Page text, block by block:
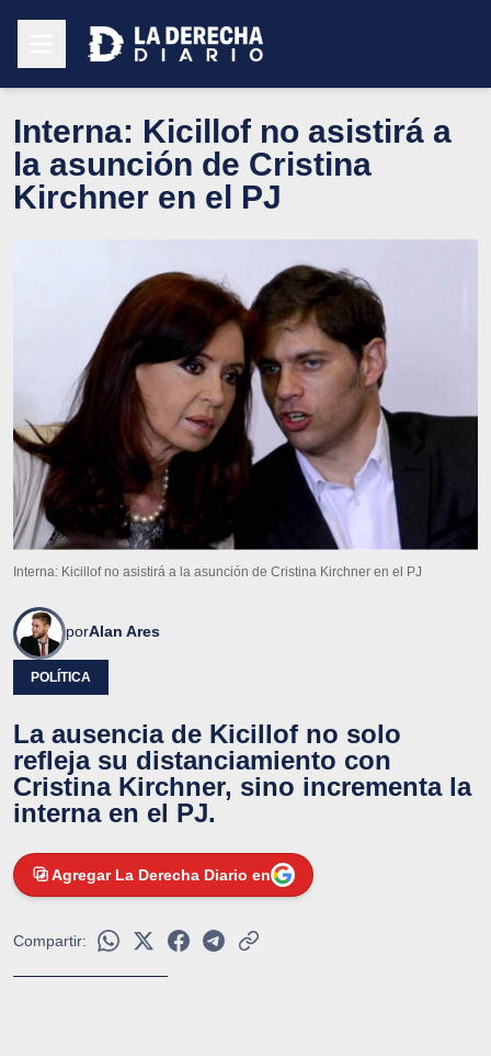
Interna: Kicillof no asistirá a
la asunción de Cristina
Kirchner en el PJ
Interna: Kicillof no asistirá a la asunción de Cristina Kirchner en el PJ
porAlan Ares
POLÍTICA
La ausencia de Kicillof no solo
refleja su distanciamiento con
Cristina Kirchner, sino incrementa la
interna en el PJ.
Agregar La Derecha Diario en
Compartir: